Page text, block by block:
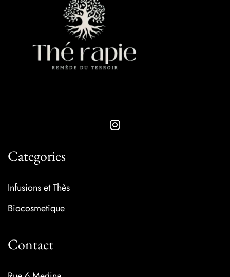
Categories
Infusions et Thès
Biocosmetique
Contact